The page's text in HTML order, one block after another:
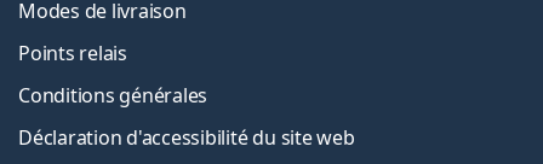
Modes de livraison
Points relais
Conditions générales
Déclaration d'accessibilité du site web